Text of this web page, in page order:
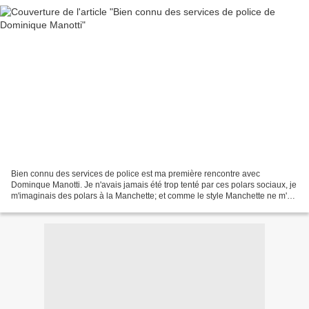
Bien connu des services de police est ma première rencontre avec
Dominque Manotti. Je n'avais jamais été trop tenté par ces polars sociaux, je
m'imaginais des polars à la Manchette; et comme le style Manchette ne m'a